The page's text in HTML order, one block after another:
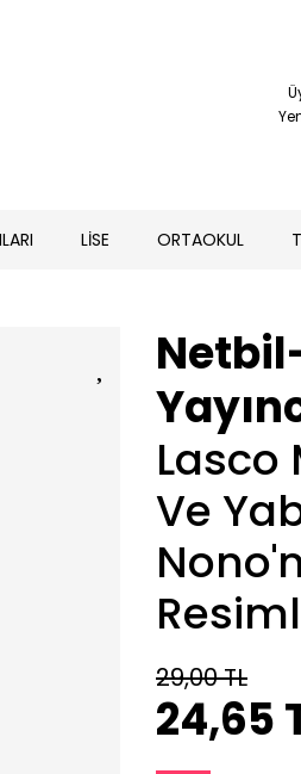
LİSE ORTAOKUL
Lasco
Ve
29,00 TL
24,65